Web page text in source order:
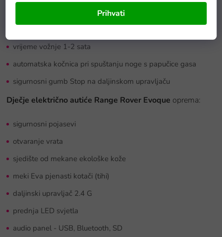
Prihvati
maksimalna nosivost auta 30 kg
vrijeme vožnje 1-2 sata
automatska kočnica pri spuštanju noge s papučice gasa
sigurnosni gumb Stop na daljinskom upravljaču
Dječje električno autiće Range Rover Evoque oprema:
sigurnosni pojasevi
otvaranje vrata
sjedište od mekane ekološke kože
meki Eva pjenasti kotači (tihi)
daljinski upravljač 2.4 G
prednja LED svjetla
audio panel - USB, Bluetooth, SD